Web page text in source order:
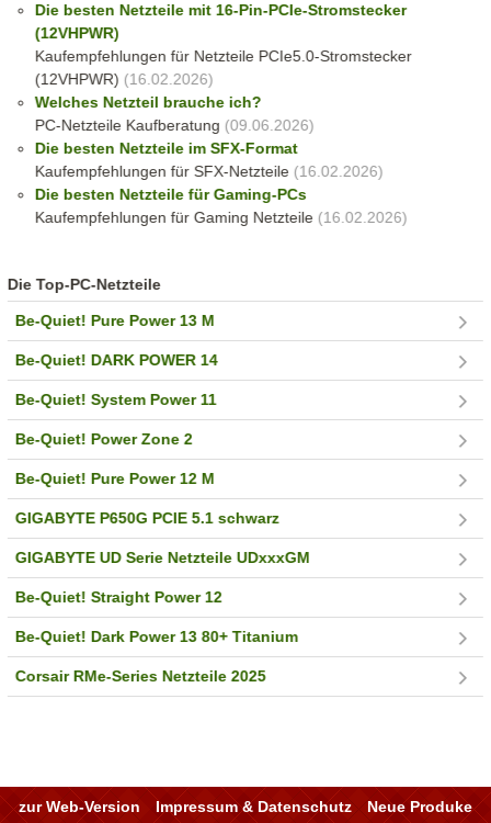
Die besten Netzteile mit 16-Pin-PCIe-Stromstecker
(12VHPWR)
Kaufempfehlungen für Netzteile PCIe5.0-Stromstecker
(12VHPWR) (16.02.2026)
Welches Netzteil brauche ich?
PC-Netzteile Kaufberatung (09.06.2026)
Die besten Netzteile im SFX-Format
Kaufempfehlungen für SFX-Netzteile (16.02.2026)
Die besten Netzteile für Gaming-PCs
Kaufempfehlungen für Gaming Netzteile (16.02.2026)
Die Top-PC-Netzteile
Be-Quiet! Pure Power 13 M
Be-Quiet! DARK POWER 14
Be-Quiet! System Power 11
Be-Quiet! Power Zone 2
Be-Quiet! Pure Power 12 M
GIGABYTE P650G PCIE 5.1 schwarz
GIGABYTE UD Serie Netzteile UDxxxGM
Be-Quiet! Straight Power 12
Be-Quiet! Dark Power 13 80+ Titanium
Corsair RMe-Series Netzteile 2025
zur Web-Version Impressum & Datenschutz
Neue Produke